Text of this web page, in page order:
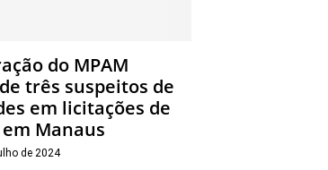
do MPAM
três suspeitos de
em licitações de
em Manaus
de 2024